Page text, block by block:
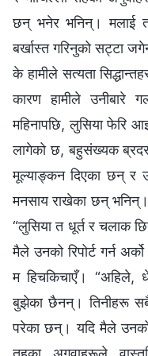
छन् भनेर भनिन्। मलाई
बर्खास्त गरिनुको सट्टा
के हामीले सत्यता
कारण हामीले उनीबारे
महिनापछि, लुसिया फेरि
लागेको छ, बहुसंख्यक
मूल्याङ्कन दिएका छन् र
मनसाय राखेका छन्
“लुसिया त धूर्त र चलाक
मैले उनको रिपोर्ट गर्न
म हिचकिचाएँ। “अहिले,
बुझेका छैनन्। तिनीहरू सबै
परेका छन्। यदि मैले उनको